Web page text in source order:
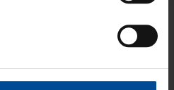
SCHAL STADION BLAU-
21,95 €